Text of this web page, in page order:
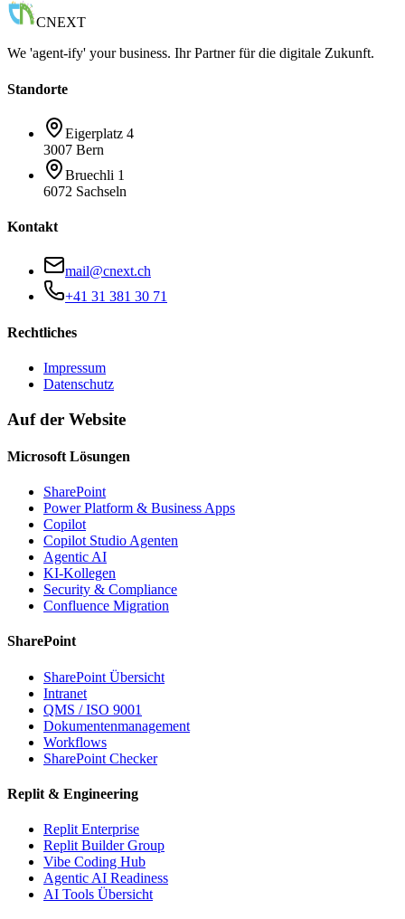
CNEXT
We 'agent-ify' your business. Ihr Partner für die digitale Zukunft.
Standorte
Eigerplatz 4
3007 Bern
Bruechli 1
6072 Sachseln
Kontakt
mail@cnext.ch
+41 31 381 30 71
Rechtliches
Impressum
Datenschutz
Auf der Website
Microsoft Lösungen
SharePoint
Power Platform & Business Apps
Copilot
Copilot Studio Agenten
Agentic AI
KI-Kollegen
Security & Compliance
Confluence Migration
SharePoint
SharePoint Übersicht
Intranet
QMS / ISO 9001
Dokumentenmanagement
Workflows
SharePoint Checker
Replit & Engineering
Replit Enterprise
Replit Builder Group
Vibe Coding Hub
Agentic AI Readiness
AI Tools Übersicht